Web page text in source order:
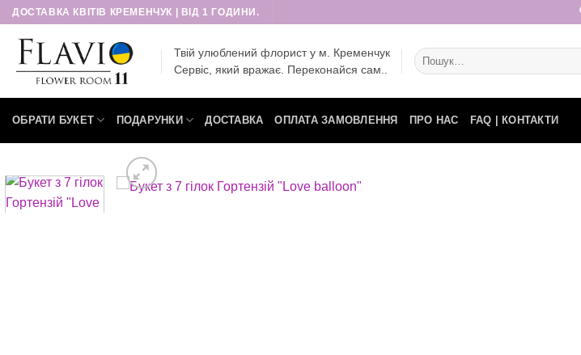
Пропустити
ДОСТАВКА КВІТІВ КРЕМЕНЧУК | ВІД 1 ГОДИНИ.
Твій улюблений флорист у м. Кременчук
Сервіс, який вражає. Переконайся сам..
Шукати:
ОБРАТИ БУКЕТ ПОДАРУНКИ ДОСТАВКА ОПЛАТА ЗАМОВЛЕННЯ ПРО НАС FAQ | КОНТАКТИ